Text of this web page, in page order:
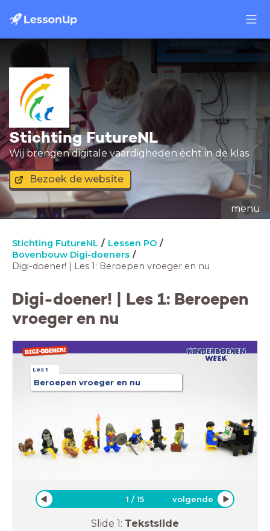
Stichting FutureNL
Wij brengen digitale vaardigheden écht in de klas
Bezoek de website
menu
Stichting FutureNL
Lessen PO
Bovenbouw Digi-doeners
Digi-doener! | Les 1: Beroepen vroeger en nu
Digi-doener! | Les 1: Beroepen
vroeger en nu
Beroepen vroeger en nu
Les 1
1 /15 volgende
Slide 1: Tekstslide